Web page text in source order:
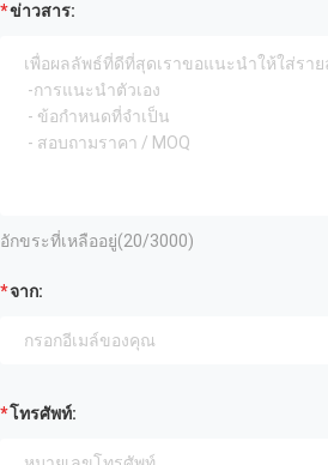
ข่าวสาร:
อักขระที่เหลืออยู่(20/3000)
จาก:
โทรศัพท์: